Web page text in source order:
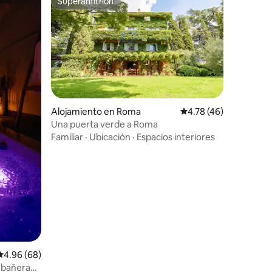
promedio: 4.96 de 5, 68 reseñas
4.96 (68)
Superanfitrión
Alojamiento en Roma Calificación
4.78 (46)
Una puerta verde a Roma
Familiar · Ubicación · Espacios interiores